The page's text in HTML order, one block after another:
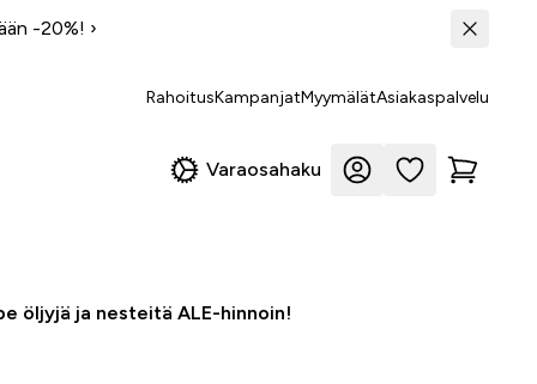
-20%! ›
RahoitusKampanjatMyymälätAsiakaspalvelu
Varaosahaku
öljyjä ja nesteitä ALE-hinnoin!